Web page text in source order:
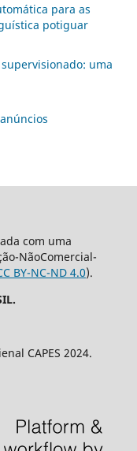
para as
potiguar
uma
com uma
NãoComercial-
BY-NC-ND 4.0).
CAPES 2024.